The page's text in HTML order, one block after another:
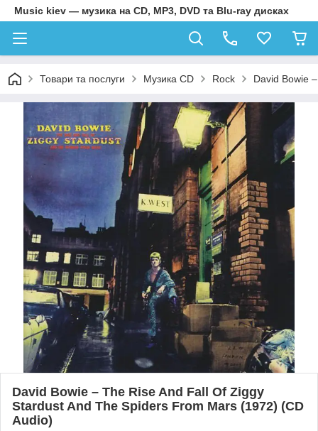
Music kiev — музика на CD, MP3, DVD та Blu-ray дисках
Товари та послуги Музика CD Rock David Bowie
David Bowie – The Rise And Fall Of Ziggy
Stardust And The Spiders From Mars (1972) (CD
Audio)